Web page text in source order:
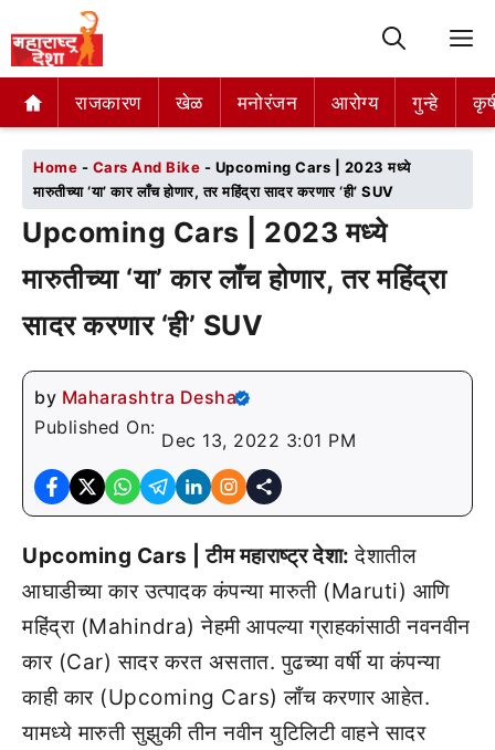
राजकारण खेळ मनोरंजन आरोग्य गुन्हे
राजकारण खेळ मनोरंजन आरोग्य गुन्हे
Home - Cars And Bike - Upcoming Cars | 2023 मध्ये
मारुतीच्या ‘या’ कार लाँच होणार, तर महिंद्रा सादर करणार ‘ही’ SUV
Upcoming Cars | 2023 मध्ये
मारुतीच्या ‘या’ कार लाँच होणार, तर महिंद्रा
सादर करणार ‘ही’ SUV
by Maharashtra Desha
Published On:
Dec 13, 2022 3:01 PM
Upcoming Cars | टीम महाराष्ट्र देशा:देशातील
आघाडीच्या कार उत्पादक कंपन्या मारुती (Maruti) आणि
महिंद्रा (Mahindra) नेहमी आपल्या ग्राहकांसाठी नवनवीन
कार (Car) सादर करत असतात. पुढच्या वर्षी या कंपन्या
काही कार (Upcoming Cars) लाँच करणार आहेत.
यामध्ये मारुती सुझुकी तीन नवीन युटिलिटी वाहने सादर